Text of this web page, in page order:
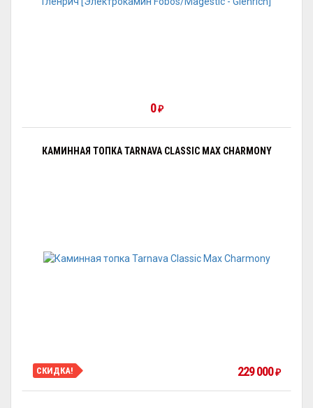
0₽
КАМИННАЯ ТОПКА TARNAVA CLASSIC MAX CHARMONY
СКИДКА! 229 000₽